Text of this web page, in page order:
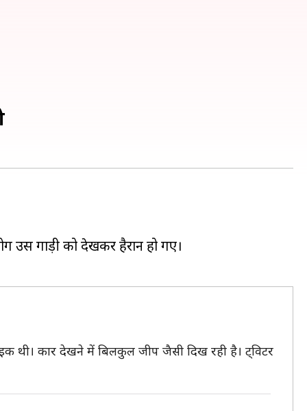
उस गाड़ी को देखकर हैरान हो गए।
थी। कार देखने में बिलकुल जीप जैसी दिख रही है। ट्विटर